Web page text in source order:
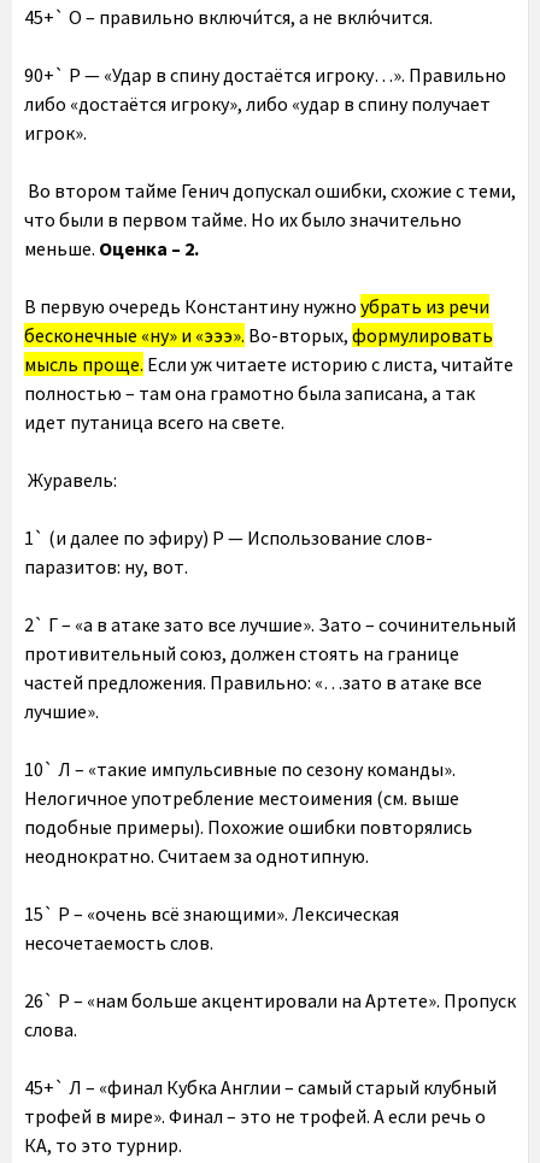
45+` О – правильно включи́тся, а не вклю́чится.
90+` Р — «Удар в спину достаётся игроку…». Правильно
либо «достаётся игроку», либо «удар в спину получает
игрок».
Во втором тайме Генич допускал ошибки, схожие с теми,
что были в первом тайме. Но их было значительно
меньше. Оценка – 2.
В первую очередь Константину нужно убрать из речи
бесконечные «ну» и «эээ». Во-вторых, формулировать
мысль проще. Если уж читаете историю с листа, читайте
полностью – там она грамотно была записана, а так
идет путаница всего на свете.
Журавель:
1` (и далее по эфиру) Р — Использование слов-
паразитов: ну, вот.
2` Г – «а в атаке зато все лучшие». Зато – сочинительный
противительный союз, должен стоять на границе
частей предложения. Правильно: «…зато в атаке все
лучшие».
10` Л – «такие импульсивные по сезону команды».
Нелогичное употребление местоимения (см. выше
подобные примеры). Похожие ошибки повторялись
неоднократно. Считаем за однотипную.
15` Р – «очень всё знающими». Лексическая
несочетаемость слов.
26` Р – «нам больше акцентировали на Артете». Пропуск
слова.
45+` Л – «финал Кубка Англии – самый старый клубный
трофей в мире». Финал – это не трофей. А если речь о
КА, то это турнир.